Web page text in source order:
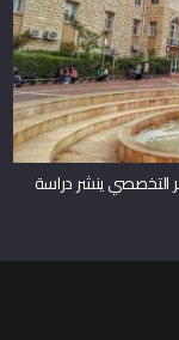
ينشر دراسة